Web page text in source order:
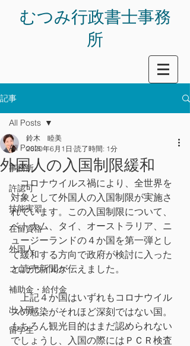
​むつみ行政書士事務
所
記事
All Posts
事務所
許認可
技能実習
在留資格
外国人
コロナウイルス
補助金・給付金
出入国
留学生
All Posts
外国人の入国制限緩和
鈴木 睦美
2020年6月1日 読了時間: 1分
コロナウイルス禍により、全世界を
対象として外国人の入国制限が実施さ
れています。この入国制限について、
ベトナム、タイ、オーストラリア、ニ
ュージーランドの４か国を第一弾とし
て緩和する方向で政府が検討に入った
と読売新聞が伝えました。
上記４か国はいずれもコロナウイル
スの感染がそれほど深刻ではない国。
もちろん観光目的はまだ認められない
でしょうし、入国の際にはＰＣＲ検査